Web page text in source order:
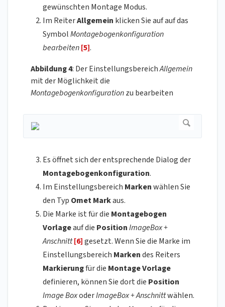
gewünschten Montage Modus.
Im ReiterAllgemein klicken Sie auf auf das
SymbolMontagebogenkonfiguration
bearbeiten[5].
Abbildung 4: Der EinstellungsbereichAllgemein
mit der Möglichkeit die
Montagebogenkonfigurationzu bearbeiten
Es öffnet sich der entsprechende Dialog der
Montagebogenkonfiguration.
Im Einstellungsbereich Markenwählen Sie
den Typ Omet Markaus.
Die Marke ist für die Montagebogen
Vorlageauf die PositionImageBox +
Anschnitt[6]gesetzt. Wenn Sie die Marke im
Einstellungsbereich Markendes Reiters
Markierungfür die Montage Vorlage
definieren, können Sie dort die Position
Image BoxoderImageBox + Anschnittwählen.